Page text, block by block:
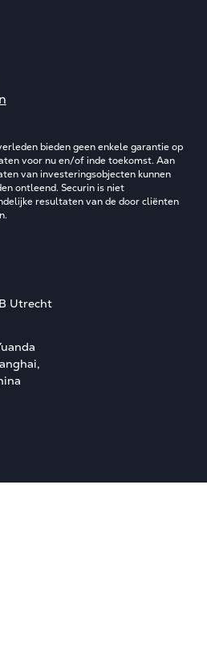
bieden geen enkele garantie op
voor nu en/of inde toekomst. Aan
van investeringsobjecten kunnen
ontleend. Securin is niet
resultaten van de door cliënten
Utrecht